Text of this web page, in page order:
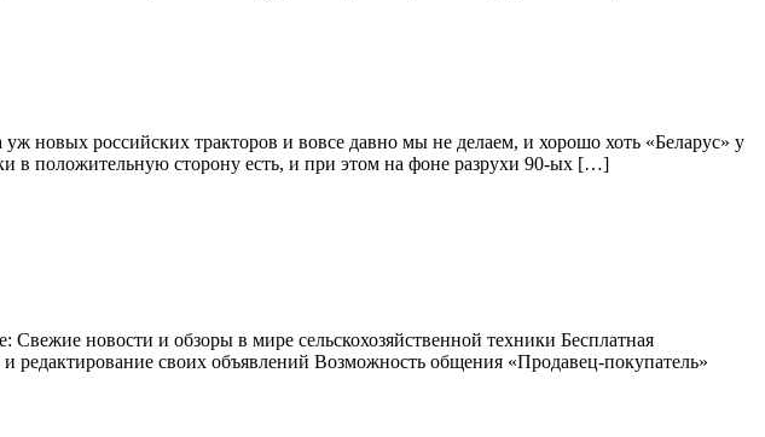
новых российских тракторов и вовсе давно мы не делаем, и хорошо хоть «Беларус» у
в положительную сторону есть, и при этом на фоне разрухи 90-ых […]
новости и обзоры в мире сельскохозяйственной техники Бесплатная
редактирование своих объявлений Возможность общения «Продавец-покупатель»